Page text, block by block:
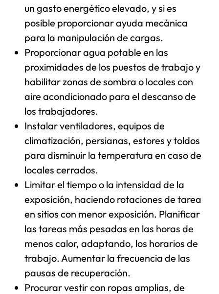
un gasto energético elevado, y si es
posible proporcionar ayuda mecánica
para la manipulación de cargas.
Proporcionar agua potable en las
proximidades de los puestos de trabajo y
habilitar zonas de sombra o locales con
aire acondicionado para el descanso de
los trabajadores.
Instalar ventiladores, equipos de
climatización, persianas, estores y toldos
para disminuir la temperatura en caso de
locales cerrados.
Limitar el tiempo o la intensidad de la
exposición, haciendo rotaciones de tarea
en sitios con menor exposición. Planificar
las tareas más pesadas en las horas de
menos calor, adaptando, los horarios de
trabajo. Aumentar la frecuencia de las
pausas de recuperación.
Procurar vestir con ropas amplias, de